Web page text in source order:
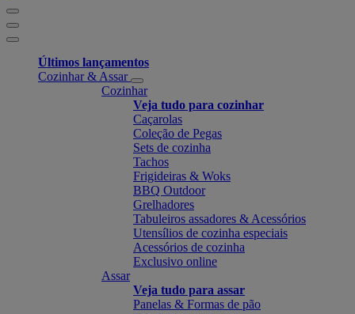
Últimos lançamentos
Cozinhar & Assar
Cozinhar
Veja tudo para cozinhar
Caçarolas
Coleção de Pegas
Sets de cozinha
Tachos
Frigideiras & Woks
BBQ Outdoor
Grelhadores
Tabuleiros assadores & Acessórios
Utensílios de cozinha especiais
Acessórios de cozinha
Exclusivo online
Assar
Veja tudo para assar
Panelas & Formas de pão